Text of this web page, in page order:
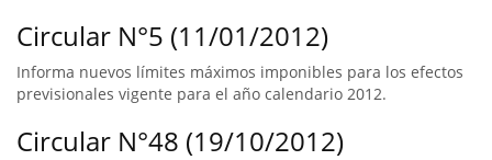
Circular N°5 (11/01/2012)
Informa nuevos límites máximos imponibles para los efectos
previsionales vigente para el año calendario 2012.
Circular N°48 (19/10/2012)